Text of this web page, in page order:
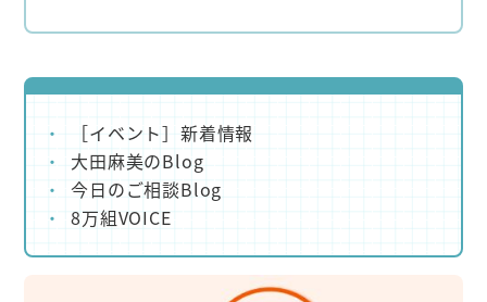
［イベント］新着情報
大田麻美のBlog
今日のご相談Blog
8万組VOICE